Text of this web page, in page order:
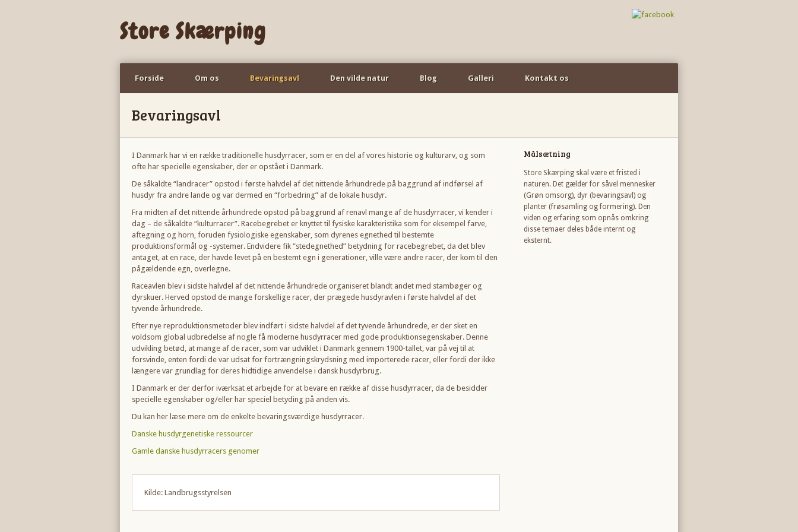
Store Skærping
Forside Om os Bevaringsavl Den vilde natur Blog Galleri Kontakt os
Bevaringsavl
I Danmark har vi en række traditionelle husdyrracer, som er en del af vores historie og kulturarv, og som
ofte har specielle egenskaber, der er opstået i Danmark.
De såkaldte “landracer” opstod i første halvdel af det nittende århundrede på baggrund af indførsel af
husdyr fra andre lande og var dermed en “forbedring” af de lokale husdyr.
Fra midten af det nittende århundrede opstod på baggrund af renavl mange af de husdyrracer, vi kender i
dag – de såkaldte “kulturracer”. Racebegrebet er knyttet til fysiske karakteristika som for eksempel farve,
aftegning og horn, foruden fysiologiske egenskaber, som dyrenes egnethed til bestemte
produktionsformål og -systemer. Endvidere fik “stedegnethed” betydning for racebegrebet, da det blev
antaget, at en race, der havde levet på en bestemt egn i generationer, ville være andre racer, der kom til den
pågældende egn, overlegne.
Raceavlen blev i sidste halvdel af det nittende århundrede organiseret blandt andet med stambøger og
dyrskuer. Herved opstod de mange forskellige racer, der prægede husdyravlen i første halvdel af det
tyvende århundrede.
Efter nye reproduktionsmetoder blev indført i sidste halvdel af det tyvende århundrede, er der sket en
voldsom global udbredelse af nogle få moderne husdyrracer med gode produktionsegenskaber. Denne
udvikling betød, at mange af de racer, som var udviklet i Danmark gennem 1900-tallet, var på vej til at
forsvinde, enten fordi de var udsat for fortrængningskrydsning med importerede racer, eller fordi der ikke
længere var grundlag for deres hidtidige anvendelse i dansk husdyrbrug.
I Danmark er der derfor iværksat et arbejde for at bevare en række af disse husdyrracer, da de besidder
specielle egenskaber og/eller har speciel betyding på anden vis.
Du kan her læse mere om de enkelte bevaringsværdige husdyrracer.
Danske husdyrgenetiske ressourcer
Gamle danske husdyrracers genomer
Kilde: Landbrugsstyrelsen
Målsætning
Store Skærping skal være et fristed i
naturen. Det gælder for såvel mennesker
(Grøn omsorg), dyr (bevaringsavl) og
planter (frøsamling og formering). Den
viden og erfaring som opnås omkring
disse temaer deles både internt og
eksternt.